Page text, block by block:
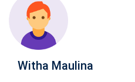
Witha Maulina